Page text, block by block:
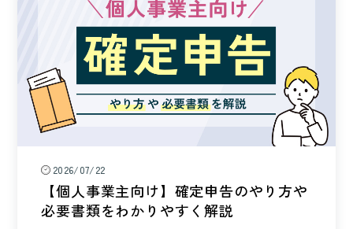
経理体制整備
クラウド会計導入サポート
経理代行
ワンストップ士業サポート
ADMINISTRATIVE SCRIVENER CORPORATION
キークレア行政書士法人
2026/07/22
【個人事業主向け】確定申告のやり方や
必要書類をわかりやすく解説